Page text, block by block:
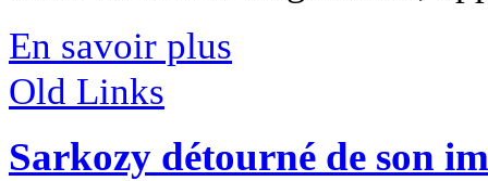
En savoir plus
Old Links
Sarkozy détourné de son